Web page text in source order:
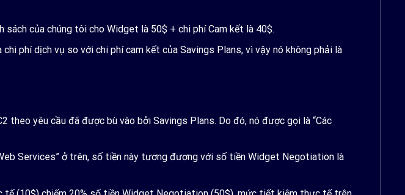
sách của chúng tôi cho Widget là 50$ + chi phí Cam kết là 40$.
phí dịch vụ so với chi phí cam kết của Savings Plans, vì vậy nó không phải là
yêu cầu đã được bù vào bởi Savings Plans. Do đó, nó được gọi là “Các
Services” ở trên, số tiền này tương đương với số tiền Widget Negotiation là